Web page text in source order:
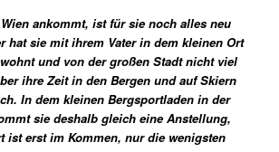
ankommt, ist für sie noch alles neu
hat sie mit ihrem Vater in dem kleinen Ort
und von der großen Stadt nicht viel
ihre Zeit in den Bergen und auf Skiern
In dem kleinen Bergsportladen in der
sie deshalb gleich eine Anstellung,
ist erst im Kommen, nur die wenigsten